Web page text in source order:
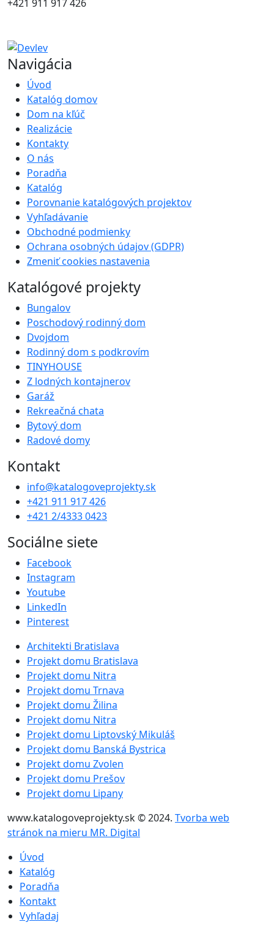
+421 911 917 426
Navigácia
Úvod
Katalóg domov
Dom na kľúč
Realizácie
Kontakty
O nás
Poradňa
Katalóg
Porovnanie katalógových projektov
Vyhľadávanie
Obchodné podmienky
Ochrana osobných údajov (GDPR)
Zmeniť cookies nastavenia
Katalógové projekty
Bungalov
Poschodový rodinný dom
Dvojdom
Rodinný dom s podkrovím
TINYHOUSE
Z lodných kontajnerov
Garáž
Rekreačná chata
Bytový dom
Radové domy
Kontakt
info@katalogoveprojekty.sk
+421 911 917 426
+421 2/4333 0423
Sociálne siete
Facebook
Instagram
Youtube
LinkedIn
Pinterest
Architekti Bratislava
Projekt domu Bratislava
Projekt domu Nitra
Projekt domu Trnava
Projekt domu Žilina
Projekt domu Nitra
Projekt domu Liptovský Mikuláš
Projekt domu Banská Bystrica
Projekt domu Zvolen
Projekt domu Prešov
Projekt domu Lipany
www.katalogoveprojekty.sk © 2024. Tvorba web
stránok na mieru MR. Digital
Úvod
Katalóg
Poradňa
Kontakt
Vyhľadaj